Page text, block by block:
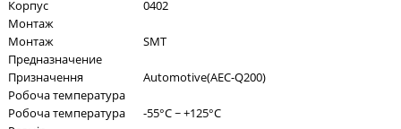
Корпус
0402
Монтаж
Монтаж
SMT
Предназначение
Призначення
Automotive(AEC-Q200)
Робоча температура
Робоча температура
-55°C ~ +125°C